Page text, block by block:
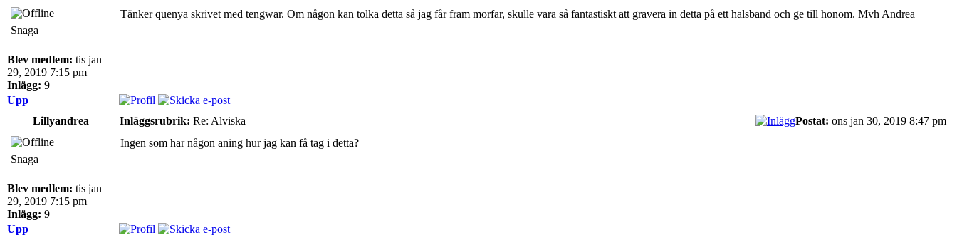
Snaga
Blev medlem: tis jan
29, 2019 7:15 pm
Inlägg: 9
Tänker quenya skrivet med tengwar. Om någon kan tolka detta så jag får fram morfar, skulle vara så fantastiskt att gravera in detta på ett halsband och ge till honom. Mvh Andrea
Upp
Lillyandrea
Inläggsrubrik: Re: Alviska Postat: ons jan 30, 2019 8:47 pm
Snaga
Blev medlem: tis jan
29, 2019 7:15 pm
Inlägg: 9
Ingen som har någon aning hur jag kan få tag i detta?
Upp